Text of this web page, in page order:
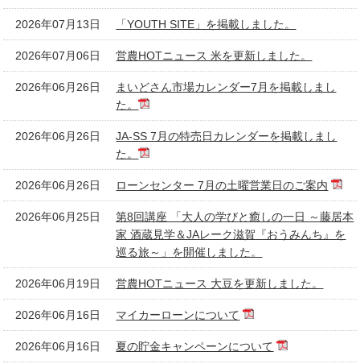
2026年07月13日 「YOUTH SITE」を掲載しました。
2026年07月06日 営農HOTニュース 米を更新しました。
2026年06月26日
まいどさん市場カレンダー7月を掲載しまし
た。
2026年06月26日
JA-SS 7月の特売日カレンダーを掲載しまし
た。
2026年06月26日 ローンセンター 7月の土曜営業日のご案内
2026年06月25日
第8回講座 「大人の学びと癒しの一日 ～藤居本
家 酒蔵見学＆JAレーク滋賀『おうみんち』を
巡る旅～」を開催しました。
2026年06月19日 営農HOTニュース 大豆を更新しました。
2026年06月16日 マイカーローンについて
2026年06月16日 夏の貯金キャンペーンについて